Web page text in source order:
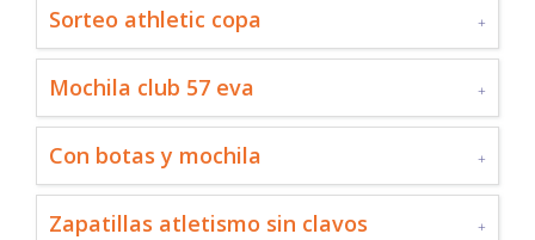
Sorteo athletic copa
Mochila club 57 eva
Con botas y mochila
Zapatillas atletismo sin clavos